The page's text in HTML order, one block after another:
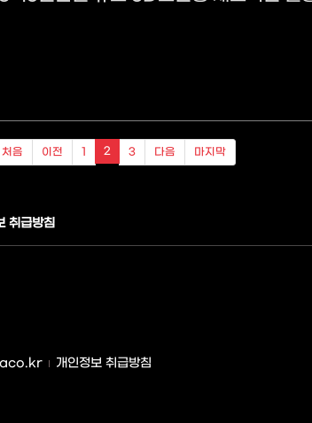
처음 이전 1 2 3 다음 마지막
취급방침
개인정보 취급방침